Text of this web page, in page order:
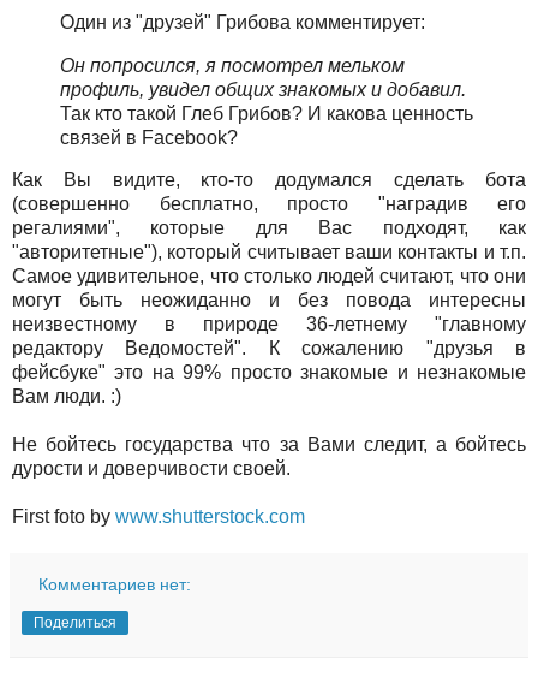
Один из "друзей" Грибова комментирует:
Он попросился, я посмотрел мельком
профиль, увидел общих знакомых и добавил.
Так кто такой Глеб Грибов? И какова ценность
связей в Facebook?
Как Вы видите, кто-то додумался сделать бота
(совершенно бесплатно, просто "наградив его
регалиями", которые для Вас подходят, как
"авторитетные"), который считывает ваши контакты и т.п.
Самое удивительное, что столько людей считают, что они
могут быть неожиданно и без повода интересны
неизвестному в природе 36-летнему "главному
редактору Ведомостей". К сожалению "друзья в
фейсбуке" это на 99% просто знакомые и незнакомые
Вам люди. :)
Не бойтесь государства что за Вами следит, а бойтесь
дурости и доверчивости своей.
First foto by www.shutterstock.com
Комментариев нет:
Поделиться